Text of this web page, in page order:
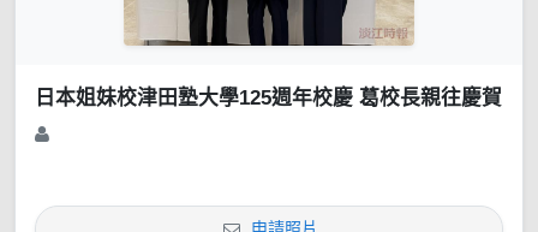
日本姐妹校津田塾大學125週年校慶 葛校長親往慶賀